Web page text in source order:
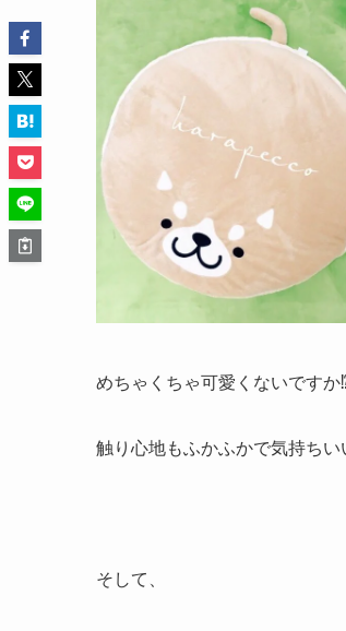
めちゃくちゃ可愛くないですか
触り心地もふかふかで気持ちい
そして、